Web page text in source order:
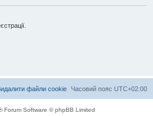
Часовий пояс UTC+02:00
файли cookie
Forum Software © phpBB Limited